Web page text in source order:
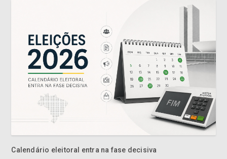
Calendário eleitoral entra na fase decisiva